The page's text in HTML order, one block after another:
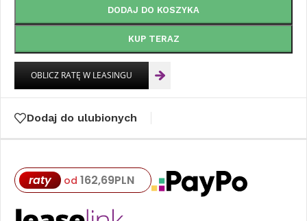
DODAJ DO KOSZYKA
KUP TERAZ
Dodaj do ulubionych
raty od 162,69PLN